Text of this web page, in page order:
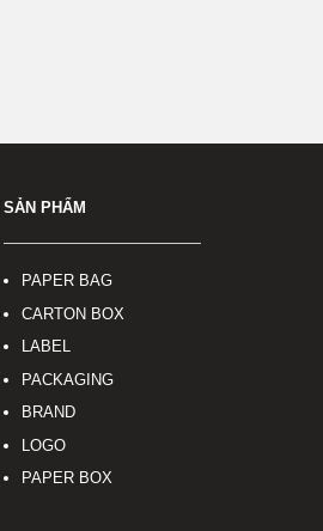
SẢN PHẨM
PAPER BAG
CARTON BOX
LABEL
PACKAGING
BRAND
LOGO
PAPER BOX